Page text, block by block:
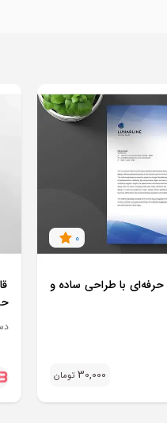
0
با طراحی ساده و
30,000 تومان